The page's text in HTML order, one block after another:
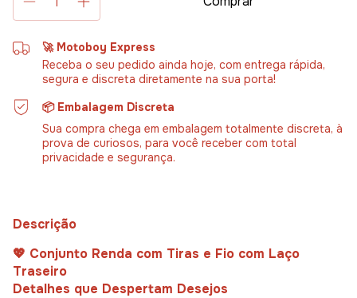
🚀 Motoboy Express
Receba o seu pedido ainda hoje, com entrega rápida,
segura e discreta diretamente na sua porta!
📦 Embalagem Discreta
Sua compra chega em embalagem totalmente discreta, à
prova de curiosos, para você receber com total
privacidade e segurança.
Descrição
💖 Conjunto Renda com Tiras e Fio com Laço
Traseiro
Detalhes que Despertam Desejos